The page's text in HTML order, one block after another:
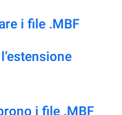
i file .MBF
i file .MBF